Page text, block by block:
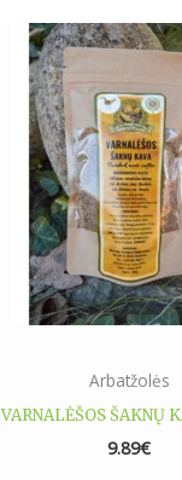
Arbatžolės
VARNALĖŠOS ŠAKNŲ
9.89€